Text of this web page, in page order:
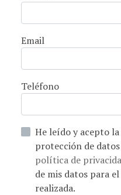
Email
Teléfono
He leído y acepto la información básica sobre
política de
de mis datos para
realizada.